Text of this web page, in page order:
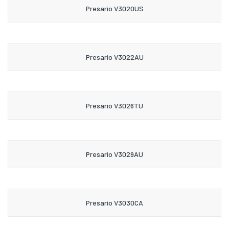
Presario V3020US
Presario V3022AU
Presario V3026TU
Presario V3029AU
Presario V3030CA